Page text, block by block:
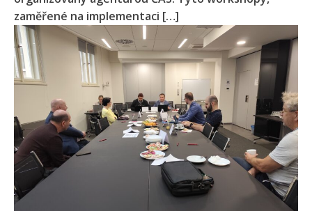
zaměřené na implementaci […]